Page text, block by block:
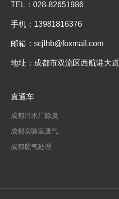
TEL：028-82651986
手机：13981816376
邮箱：scjlhb@foxmail.com
地址：成都市双流区西航港大
直通车
成都污水厂除臭
成都实验室废气
成都废气处理